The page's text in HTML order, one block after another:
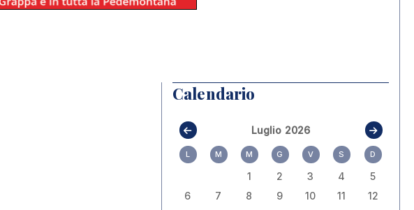
Calendario
Luglio 2026
L M M G V S D
1 2 3 4
5
6
7 8 9 10 11
12